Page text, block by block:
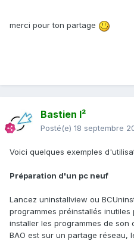
merci pour ton partage
Bastien I²
Posté(e) 18 septembre
Voici quelques exemples
Préparation d'un pc neuf
Lancez uninstallview ou
programmes préinstallés
installer les programmes de son
BAO est sur un partage réseau,